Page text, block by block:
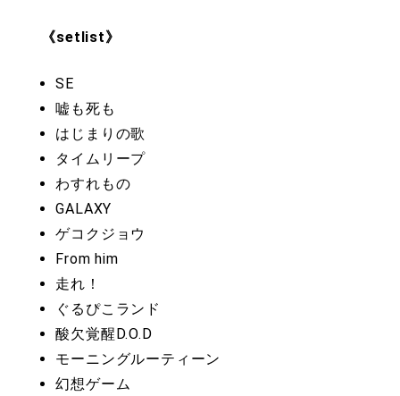
《setlist》
SE
嘘も死も
はじまりの歌
タイムリープ
わすれもの
GALAXY
ゲコクジョウ
From him
走れ！
ぐるぴこランド
酸欠覚醒D.O.D
モーニングルーティーン
幻想ゲーム